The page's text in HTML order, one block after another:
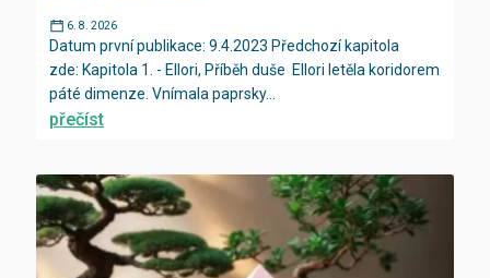
6. 8. 2026
Datum první publikace: 9.4.2023 Předchozí kapitola
zde: Kapitola 1. - Ellori, Příběh duše Ellori letěla koridorem
páté dimenze. Vnímala paprsky...
přečíst